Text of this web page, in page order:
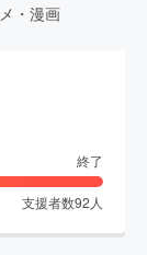
・漫画
終了
支援者数92 人